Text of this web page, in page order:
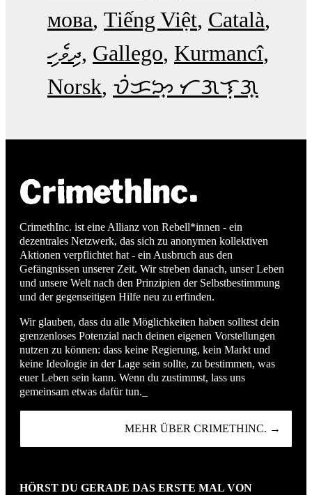
мова Tiếng Việt Català
ދިވެހި Gallego Kurmancî
Norsk ᜏᜒᜃᜅ᜔ ᜆᜄᜎᜓᜄ᜔
CrimethInc. ist eine Allianz von Rebell*innen - ein
dezentrales Netzwerk, das sich zu anonymen kollektiven
Aktionen verpflichtet hat - ein Ausbruch aus den
Gefängnissen unserer Zeit. Wir streben danach, unser Leben
und unsere Welt nach den Prinzipien der Selbstbestimmung
und der gegenseitigen Hilfe neu zu erfinden.
Wir glauben, dass du alle Möglichkeiten haben solltest dein
grenzenloses Potenzial nach deinen eigenen Vorstellungen
nutzen zu können: dass keine Regierung, kein Markt und
keine Ideologie in der Lage sein sollte, zu bestimmen, was
euer Leben sein kann. Wenn du zustimmst, lass uns
gemeinsam etwas dafür tun._
MEHR ÜBER CRIMETHINC. →
HÖRST DU GERADE DAS ERSTE MAL VON